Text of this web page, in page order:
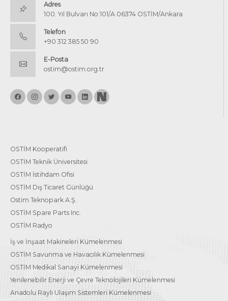
Adres
100. Yıl Bulvarı No:101/A 06374 OSTİM/Ankara
Telefon
+90 312 385 50 90
E-Posta
ostim@ostim.org.tr
OSTİM Kooperatifi
OSTİM Teknik Üniversitesi
OSTİM İstihdam Ofisi
OSTİM Dış Ticaret Günlüğü
Ostim Teknopark A.Ş.
OSTİM Spare Parts Inc.
OSTİM Radyo
İş ve İnşaat Makineleri Kümelenmesi
OSTİM Savunma ve Havacılık Kümelenmesi
OSTİM Medikal Sanayi Kümelenmesi
Yenilenebilir Enerji ve Çevre Teknolojileri Kümelenmesi
Anadolu Raylı Ulaşım Sistemleri Kümelenmesi